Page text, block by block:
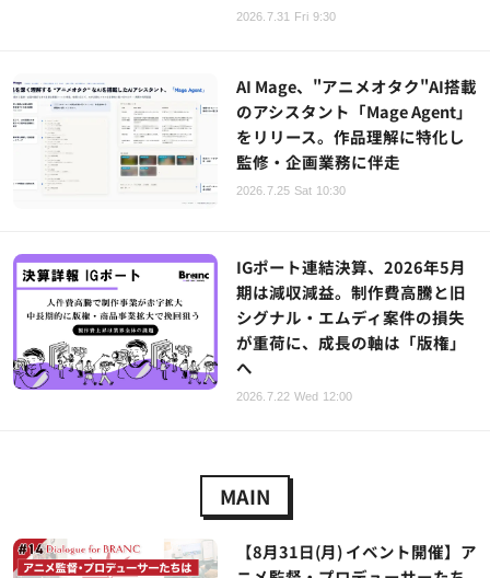
2026.7.31 Fri 9:30
AI Mage、"アニメオタク"AI搭載
のアシスタント「Mage Agent」
をリリース。作品理解に特化し
監修・企画業務に伴走
2026.7.25 Sat 10:30
IGポート連結決算、2026年5月
期は減収減益。制作費高騰と旧
シグナル・エムディ案件の損失
が重荷に、成長の軸は「版権」
へ
2026.7.22 Wed 12:00
MAIN
【8月31日(月) イベント開催】ア